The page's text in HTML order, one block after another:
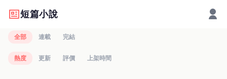
短篇小說
全部 連載 完結
熱度 更新 評價 上架時間